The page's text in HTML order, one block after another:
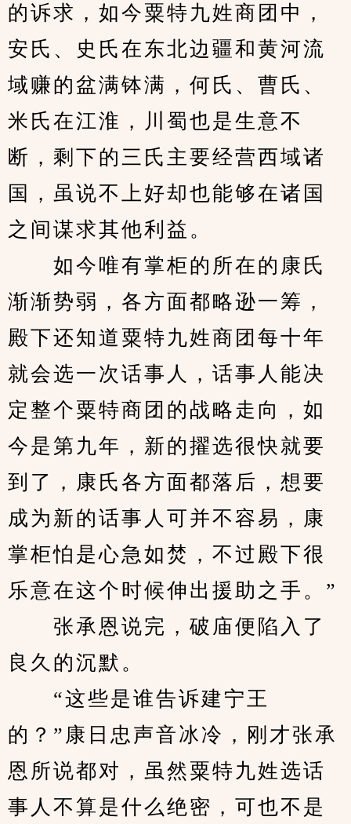
的诉求，如今粟特九姓商团中，
安氏、史氏在东北边疆和黄河流
域赚的盆满钵满，何氏、曹氏、
米氏在江淮，川蜀也是生意不
断，剩下的三氏主要经营西域诸
国，虽说不上好却也能够在诸国
之间谋求其他利益。
如今唯有掌柜的所在的康氏
渐渐势弱，各方面都略逊一筹，
殿下还知道粟特九姓商团每十年
就会选一次话事人，话事人能决
定整个粟特商团的战略走向，如
今是第九年，新的擢选很快就要
到了，康氏各方面都落后，想要
成为新的话事人可并不容易，康
掌柜怕是心急如焚，不过殿下很
乐意在这个时候伸出援助之手。”
张承恩说完，破庙便陷入了
良久的沉默。
“这些是谁告诉建宁王
的？”康日忠声音冰冷，刚才张承
恩所说都对，虽然粟特九姓选话
事人不算是什么绝密，可也不是